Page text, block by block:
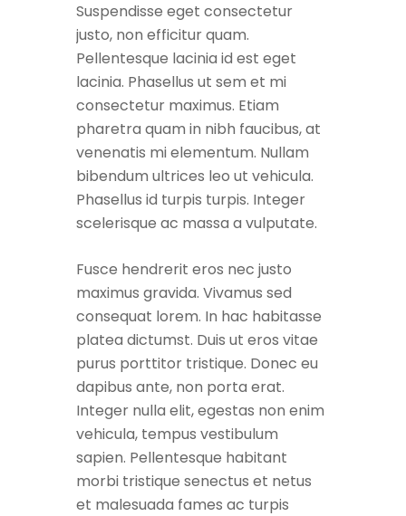
Suspendisse eget consectetur
justo, non efficitur quam.
Pellentesque lacinia id est eget
lacinia. Phasellus ut sem et mi
consectetur maximus. Etiam
pharetra quam in nibh faucibus, at
venenatis mi elementum. Nullam
bibendum ultrices leo ut vehicula.
Phasellus id turpis turpis. Integer
scelerisque ac massa a vulputate.
Fusce hendrerit eros nec justo
maximus gravida. Vivamus sed
consequat lorem. In hac habitasse
platea dictumst. Duis ut eros vitae
purus porttitor tristique. Donec eu
dapibus ante, non porta erat.
Integer nulla elit, egestas non enim
vehicula, tempus vestibulum
sapien. Pellentesque habitant
morbi tristique senectus et netus
et malesuada fames ac turpis